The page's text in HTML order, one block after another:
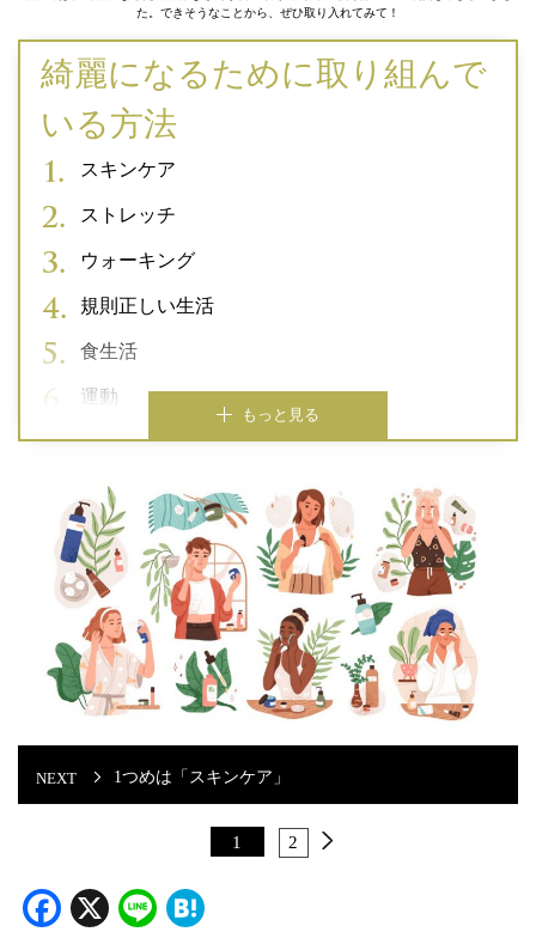
た。できそうなことから、ぜひ取り入れてみて！
綺麗になるために取り組んで
いる方法
スキンケア
ストレッチ
ウォーキング
規則正しい生活
食生活
運動
もっと見る
1つめは「スキンケア」
1 2
Facebook
X Line